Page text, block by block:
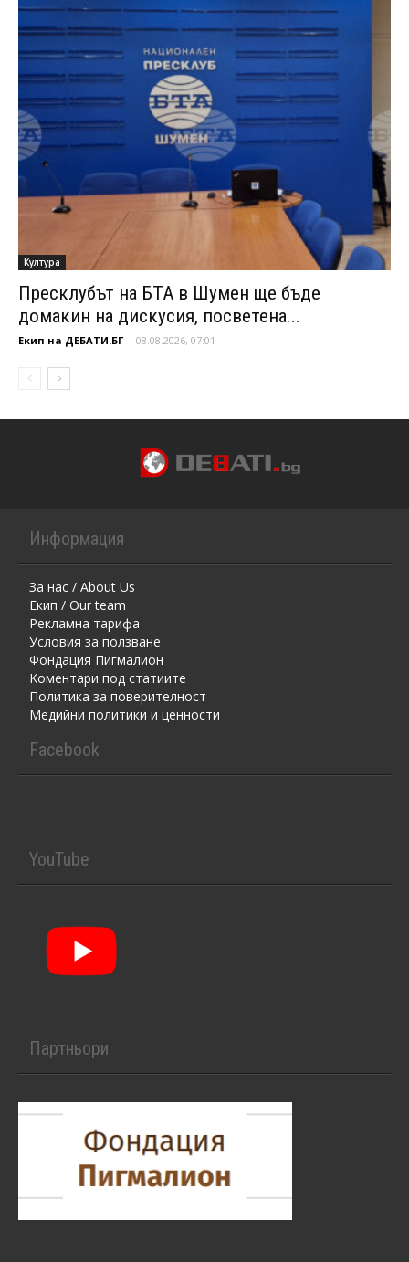
Култура
Пресклубът на БТА в Шумен ще бъде
домакин на дискусия, посветена...
Екип на ДЕБАТИ.БГ - 08.08.2026, 07:01
Информация
За нас / About Us
Екип / Our team
Рекламна тарифа
Условия за ползване
Фондация Пигмалион
Kоментaри под статиите
Политика за поверителност
Медийни политики и ценности
Facebook
YouTube
Партньори